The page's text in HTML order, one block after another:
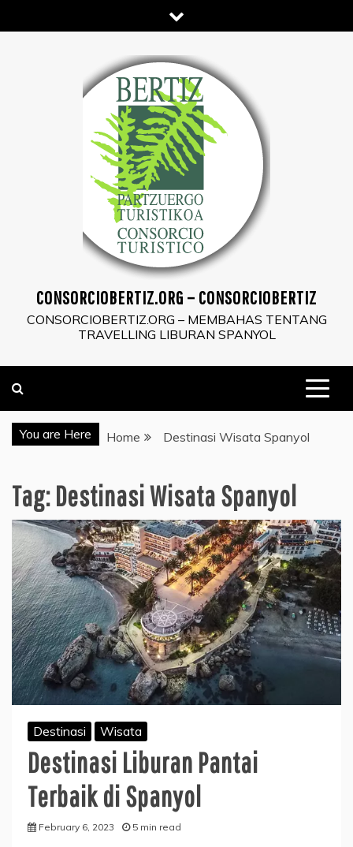
to
CONSORCIOBERTIZ.ORG – CONSORCIOBERTIZ
CONSORCIOBERTIZ.ORG – MEMBAHAS TENTANG
TRAVELLING LIBURAN SPANYOL
You are Here Home Destinasi Wisata Spanyol
Tag:Destinasi Wisata Spanyol
Destinasi Wisata
Destinasi Liburan Pantai
Terbaik di Spanyol
February 6, 2023 5 min read